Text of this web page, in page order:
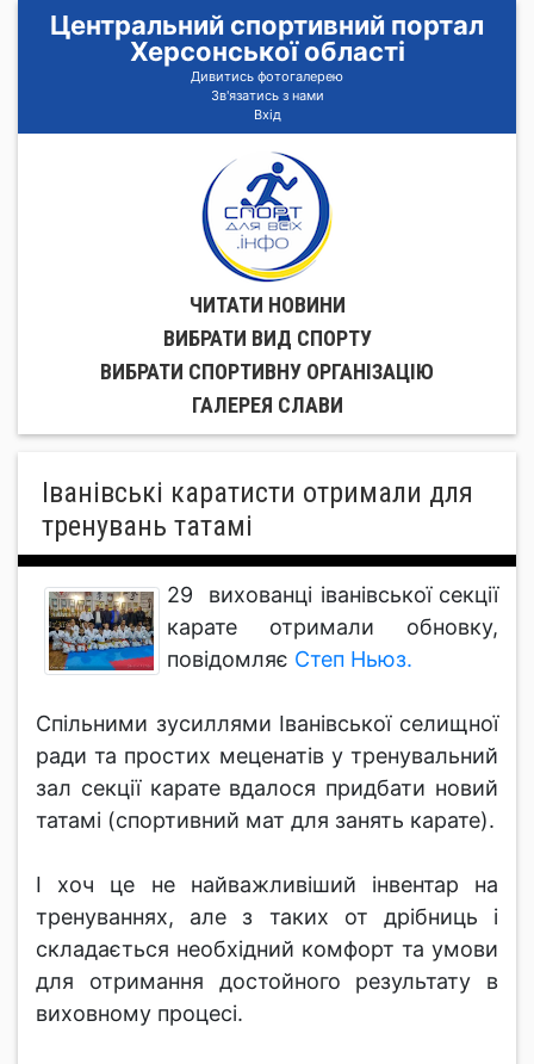
Центральний спортивний портал
Херсонської області
Дивитись фотогалерею
Зв'язатись з нами
Вхід
ЧИТАТИ НОВИНИ
ВИБРАТИ ВИД СПОРТУ
ВИБРАТИ СПОРТИВНУ ОРГАНIЗАЦIЮ
ГАЛЕРЕЯ СЛАВИ
Іванівські каратисти отримали для
тренувань татамі
29 вихованці іванівської секції
карате отримали обновку,
повідомляє Степ Ньюз.
Спільними зусиллями Іванівської селищної
ради та простих меценатів у тренувальний
зал секції карате вдалося придбати новий
татамі (спортивний мат для занять карате).
І хоч це не найважливіший інвентар на
тренуваннях, але з таких от дрібниць і
складається необхідний комфорт та умови
для отримання достойного результату в
виховному процесі.